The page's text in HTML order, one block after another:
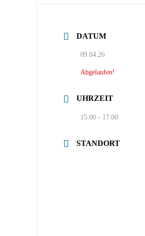
DATUM
09.04.26
Abgelaufen!
UHRZEIT
15:00 - 17:00
STANDORT